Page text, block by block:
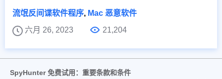
流氓反间谍软件程序, Mac 恶意软件
六月 26, 2023
21,204
SpyHunter 免费试用：重要条款和条件